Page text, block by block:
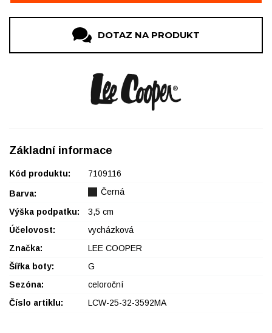
DOTAZ NA PRODUKT
Základní informace
Kód produktu: 7109116
Barva: Černá
Výška podpatku:
3,5 cm
Účelovost:
vycházková
Značka:
LEE COOPER
Šířka boty:
G
Sezóna:
celoroční
Číslo artiklu:
LCW-25-32-3592MA